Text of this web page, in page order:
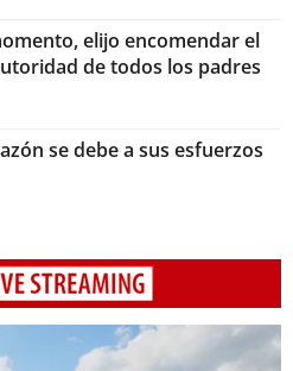
elijo encomendar el
de todos los padres
se debe a sus esfuerzos